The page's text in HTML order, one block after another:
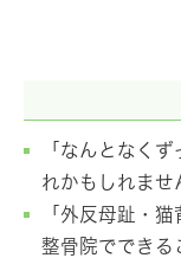
「なんとなく
れかもしれませ
「外反母趾・
整骨院でできる